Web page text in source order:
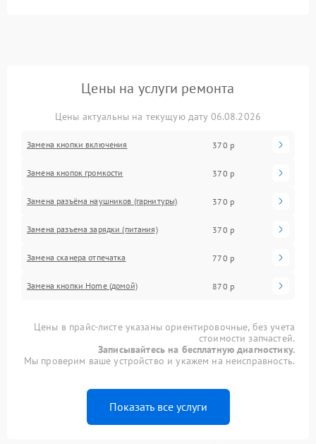
Цены на услуги ремонта
Цены актуальны на текущую дату 06.08.2026
Замена кнопки включения 370 р
Замена кнопок громкости 370 р
Замена разъёма наушников (гарнитуры) 370 р
Замена разъема зарядки (питания) 370 р
Замена сканера отпечатка 770 р
Замена кнопки Home (домой) 870 р
Цены в прайс-листе указаны ориентировочные, без учета
стоимости запчастей.
Записывайтесь на бесплатную диагностику.
Мы проверим ваше устройство и укажем на неисправность.
Показать все услуги